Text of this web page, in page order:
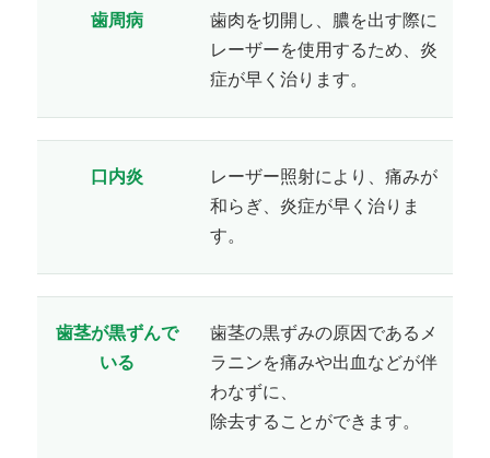
歯周病
歯肉を切開し、膿を出す際に
レーザーを使用するため、炎
症が早く治ります。
口内炎
レーザー照射により、痛みが
和らぎ、炎症が早く治りま
す。
歯茎が黒ずんで
いる
歯茎の黒ずみの原因であるメ
ラニンを痛みや出血などが伴
わなずに、
除去することができます。